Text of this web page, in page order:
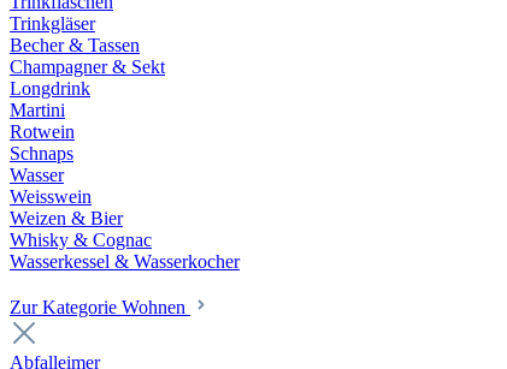
Trinkgläser
Becher & Tassen
Champagner & Sekt
Longdrink
Martini
Rotwein
Schnaps
Wasser
Weisswein
Weizen & Bier
Whisky & Cognac
Wasserkessel & Wasserkocher
Zur Kategorie Wohnen
Abfalleimer